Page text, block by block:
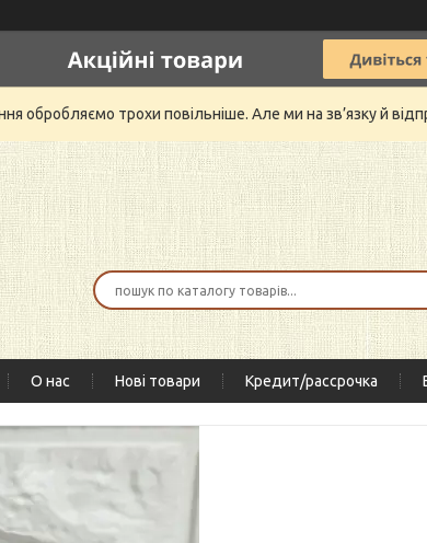
обробляємо трохи повільніше. Але ми на зв’язку й
О нас Нові товари Кредит/рассрочка